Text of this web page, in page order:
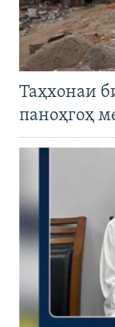
Таҳхонаи
паноҳгоҳ